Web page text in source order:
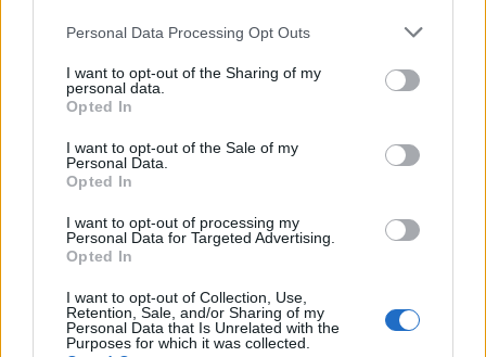
Please note that this website/app uses one or more Google
not limited to your visit or usage behaviour. You may click to
grant or deny consent to Google and its third-party tags to
use your data for below specified purposes in below Google
consent section.
Personal Data Processing Opt Outs
I want to opt-out of the Sharing of my
personal data.
Opted In
I want to opt-out of the Sale of my
Personal Data.
Opted In
I want to opt-out of processing my
Personal Data for Targeted Advertising.
Opted In
I want to opt-out of Collection, Use,
Retention, Sale, and/or Sharing of my
Personal Data that Is Unrelated with the
Purposes for which it was collected.
TελευταίεςΕιδήσειςγια την Παιδεία και την